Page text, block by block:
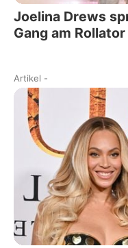
Joelina Drews
Gang am Rollator
Artikel -